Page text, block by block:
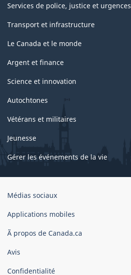
Services de police, justice et urgences
Transport et infrastructure
Le Canada et le monde
Argent et finance
Science et innovation
Autochtones
Vétérans et militaires
Jeunesse
Gérer les événements de la vie
Organisation
gouvernement
Canada
Médias sociaux
Applications mobiles
Ã propos de Canada.ca
Avis
Confidentialité